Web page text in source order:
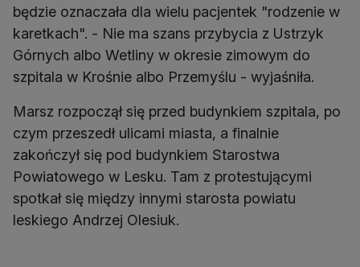
będzie oznaczała dla wielu pacjentek "rodzenie w
karetkach". - Nie ma szans przybycia z Ustrzyk
Górnych albo Wetliny w okresie zimowym do
szpitala w Krośnie albo Przemyślu - wyjaśniła.
Marsz rozpoczął się przed budynkiem szpitala, po
czym przeszedł ulicami miasta, a finalnie
zakończył się pod budynkiem Starostwa
Powiatowego w Lesku. Tam z protestującymi
spotkał się między innymi starosta powiatu
leskiego Andrzej Olesiuk.